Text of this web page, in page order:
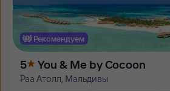
Рекомендуем
5 You & Me by Cocoon
Раа Атолл, Мальдивы